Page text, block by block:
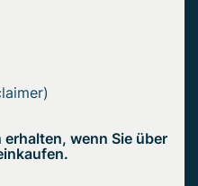
wenn Sie über